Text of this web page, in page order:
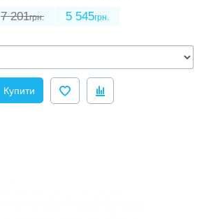
7 201грн. 5 545грн.
Купити